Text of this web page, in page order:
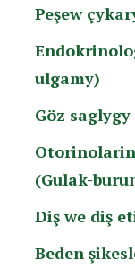
Peşew
ulgamy)
Göz saglygy
(Gulak-
Diş we diş
Beden